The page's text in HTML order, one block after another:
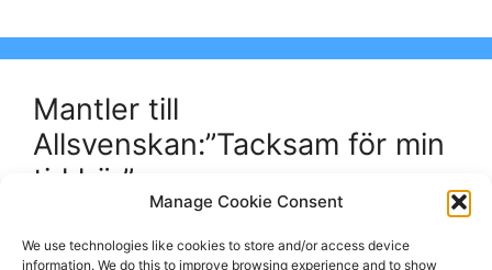
Manage Cookie Consent
We use technologies like cookies to store and/or access device
information. We do this to improve browsing experience and to show
Mantler till
Allsvenskan:”Tacksam för min
tid här”